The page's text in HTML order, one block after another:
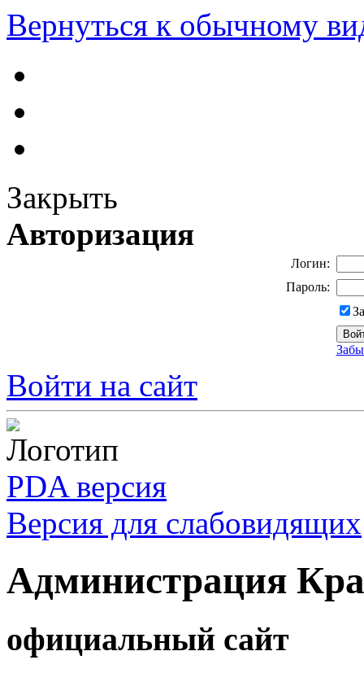
Вернуться к обычному
Закрыть
Авторизация
Логин:
Пароль:
Войти на сайт
PDA версия
Версия для слабовидящих
Администрация
официальный сайт